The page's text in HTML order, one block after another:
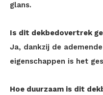
glans.
Is dit dekbedovertrek
Ja, dankzij de
eigenschappen is het
Hoe duurzaam is dit